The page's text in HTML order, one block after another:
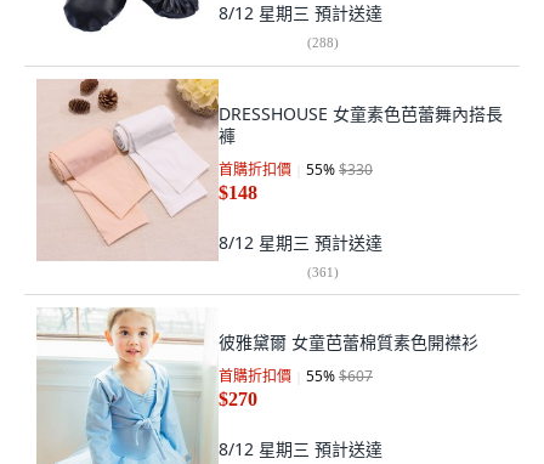
8/12 星期三 預計送達
(288)
DRESSHOUSE 女童素色芭蕾舞內搭長
褲
首購折扣價 55%$330
$148
8/12 星期三 預計送達
(361)
彼雅黛爾 女童芭蕾棉質素色開襟衫
首購折扣價 55%$607
$270
8/12 星期三 預計送達